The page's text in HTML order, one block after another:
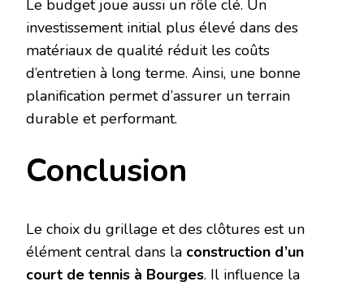
Le budget joue aussi un rôle clé. Un
investissement initial plus élevé dans des
matériaux de qualité réduit les coûts
d’entretien à long terme. Ainsi, une bonne
planification permet d’assurer un terrain
durable et performant.
Conclusion
Le choix du grillage et des clôtures est un
élément central dans la construction d’un
court de tennis à Bourges. Il influence la